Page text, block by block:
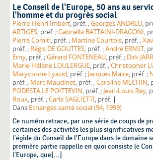
Le Conseil de l'Europe, 50 ans au
l'homme et du progrès social
Pierre-Henri Imbert , préf. ;Georges ANDREU
ARTIGES
, préf. ;Gabriella BATTAINI-DRAGONI
Pierre Comiti
, préf. ; Martine Courtois , préf. ;
préf. ; Régis DE GOUTTES , préf. ;André ERNST
Erny
, préf. ;Gérard FONTENEAU , préf. ; Dirk
Marie-Hélène LOULERGUE
, préf. ;Christopher
Maryvonne Lyazid
, préf. ; Jacques Maire , préf. ;
préf. ; Marc Maudinet , préf. ;Caroline MECHIN
PODESTA LE POITTEVIN
, préf. ; Jean-Louis Rey
Roux
, préf. ;Carla SAGLIETTI, préf. |
Dans Echanges santé social (94, 1999)
Ce numéro retrace, par une série de coups de
certaines des activités les plus significatives
l'égide du Conseil de l'Europe dans le domaine
première partie rappelle en quoi consiste le
l'Europe, que[...]